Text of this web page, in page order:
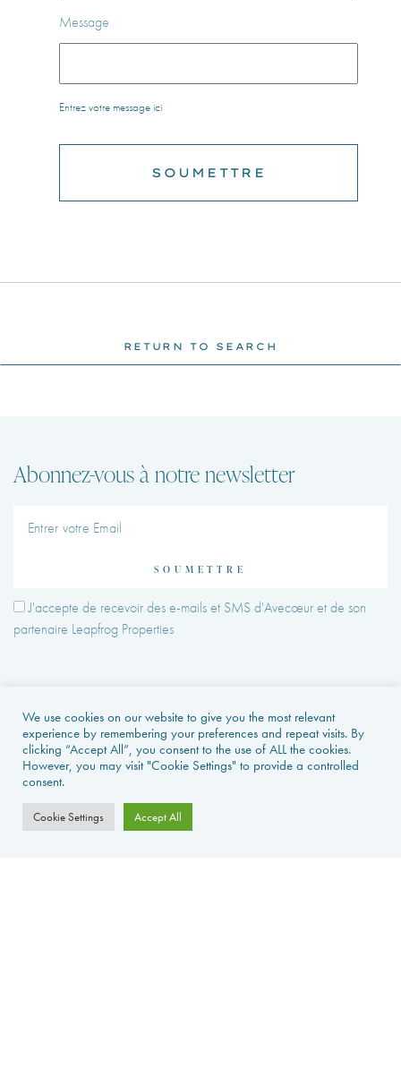
Message
Entrez votre message ici
RETURN TO SEARCH
Abonnez-vous à notre newsletter
SOUMETTRE
J'accepte de recevoir des e-mails et SMS d'Avecœur et de son
partenaire Leapfrog Properties
We use cookies on our website to give you the most relevant
experience by remembering your preferences and repeat visits. By
clicking “Accept All”, you consent to the use of ALL the cookies.
However, you may visit "Cookie Settings" to provide a controlled
consent.
Cookie Settings Accept All